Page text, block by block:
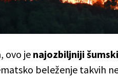
ovo jenajozbiljniji šumski
beleženje takvih